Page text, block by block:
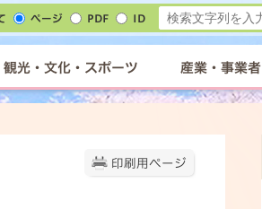
ページ PDF ID
観光・文化・スポーツ 産業・事業者
印刷用ページ